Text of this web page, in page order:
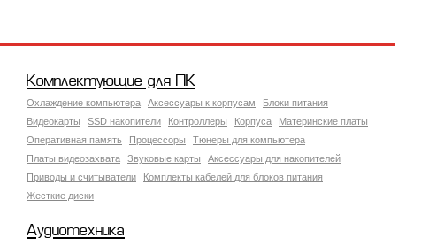
Комплектующие для ПК
Охлаждение компьютера Аксессуары к корпусам
Блоки питания
Видеокарты
SSD накопители Контроллеры Корпуса
Материнские платы
Оперативная память
Процессоры
Тюнеры для компьютера
Платы видеозахвата
Звуковые карты
Аксессуары для накопителей
Приводы и считыватели
Комплекты кабелей для блоков питания
Жесткие диски
Аудиотехника